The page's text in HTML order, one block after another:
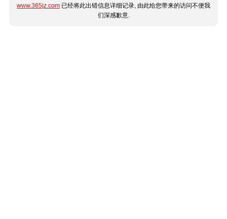
www.365jz.com 已经将此出错信息详细记录, 由此给您带来的访问不便我
们深感歉意.